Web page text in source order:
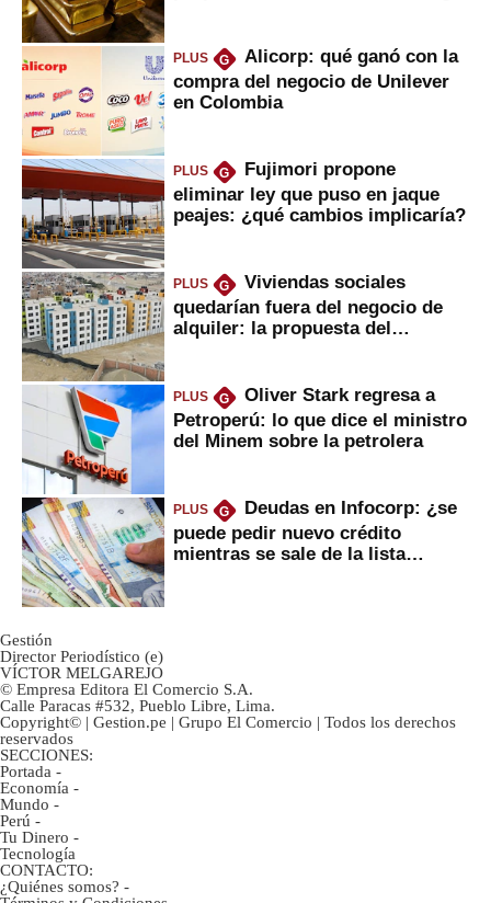
PLUS G
Alicorp: qué ganó con la
compra del negocio de Unilever
en Colombia
PLUS G
Fujimori propone
eliminar ley que puso en jaque
peajes: ¿qué cambios implicaría?
PLUS G
Viviendas sociales
quedarían fuera del negocio de
alquiler: la propuesta del
PLUS G
Oliver Stark regresa a
Petroperú: lo que dice el ministro
del Minem sobre la petrolera
PLUS G
Deudas en Infocorp: ¿se
puede pedir nuevo crédito
mientras se sale de la lista
Gestión
Director Periodístico (e)
VÍCTOR MELGAREJO
© Empresa Editora El Comercio S.A.
Calle Paracas #532, Pueblo Libre, Lima.
Copyright© | Gestion.pe | Grupo El Comercio | Todos los derechos
reservados
SECCIONES:
Portada -
Economía -
Mundo -
Perú -
Tu Dinero -
Tecnología
CONTACTO:
¿Quiénes somos? -